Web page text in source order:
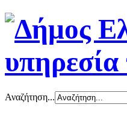
Αναζήτηση...